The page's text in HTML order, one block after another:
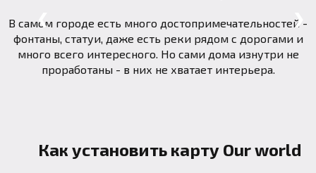
В самом городе есть много достопримечательностей -
фонтаны, статуи, даже есть реки рядом с дорогами и
много всего интересного. Но сами дома изнутри не
проработаны - в них не хватает интерьера.
Как установить карту Our world
❮ ❯